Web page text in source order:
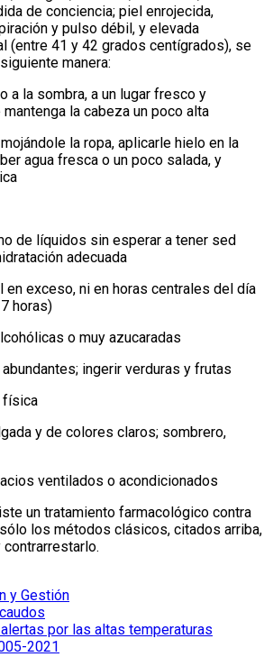
de conciencia; piel enrojecida,
y pulso débil, y elevada
(entre 41 y 42 grados centígrados), se
manera:
a la sombra, a un lugar fresco y
la cabeza un poco alta
la ropa, aplicarle hielo en la
agua fresca o un poco salada, y
de líquidos sin esperar a tener sed
adecuada
en exceso, ni en horas centrales del día
horas)
o muy azucaradas
ingerir verduras y frutas
física
y de colores claros; sombrero,
ventilados o acondicionados
un tratamiento farmacológico contra
los métodos clásicos, citados arriba,
y Gestión
por las altas temperaturas
2021